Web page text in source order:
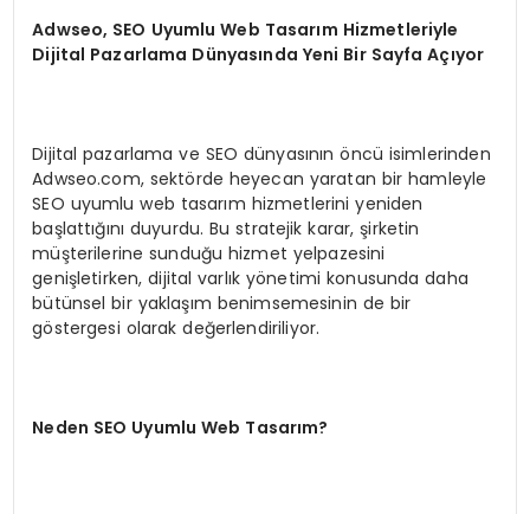
Adwseo, SEO Uyumlu Web Tasarım Hizmetleriyle
Dijital Pazarlama Dünyasında Yeni Bir Sayfa Açıyor
Dijital pazarlama ve SEO dünyasının öncü isimlerinden
Adwseo.com, sektörde heyecan yaratan bir hamleyle
SEO uyumlu web tasarım hizmetlerini yeniden
başlattığını duyurdu. Bu stratejik karar, şirketin
müşterilerine sunduğu hizmet yelpazesini
genişletirken, dijital varlık yönetimi konusunda daha
bütünsel bir yaklaşım benimsemesinin de bir
göstergesi olarak değerlendiriliyor.
Neden SEO Uyumlu Web Tasarım?